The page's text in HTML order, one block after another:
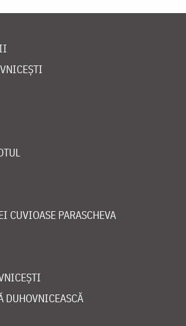
CUVIOASE PARASCHEVA
DUHOVNICEASCĂ